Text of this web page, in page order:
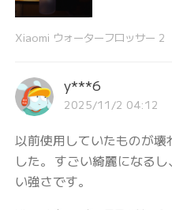
Xiaomi ウォーターフロッサー 2
y***6
2025/11/2 04:12
以前使用していたものが壊
した。 すごい綺麗になる
い強さです。